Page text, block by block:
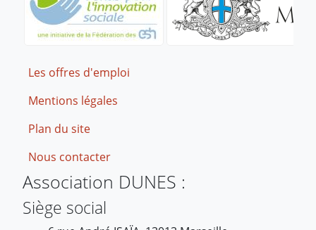
Footer
Les offres d'emploi
Mentions légales
Plan du site
Nous contacter
Association DUNES :
Siège social